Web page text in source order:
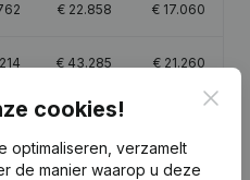
€ 22.858 € 17.060
€ 43.285 € 21.260
€38.536
cookies!
optimaliseren, verzamelt
de manier waarop u deze